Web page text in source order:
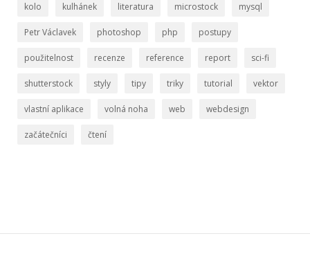
kolo kulhánek literatura microstock mysql
Petr Václavek photoshop php postupy
použitelnost recenze reference report sci-fi
shutterstock styly tipy triky tutorial vektor
vlastní aplikace volná noha web webdesign
začátečníci čtení